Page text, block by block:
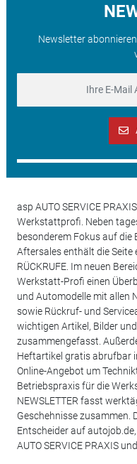
Newsletter
asp AUTO SERVICE
Werkstattprofi. Neben
besonderem Fokus auf
Aftersales enthält die Seite
RÜCKRUFE. Im neuen
Werkstatt-Profi einen
und Automodelle mit allen
sowie Rückruf- und
wichtigen Artikel, Bilder
zusammengefasst.
Heftartikel gratis abrufbar
Online-Angebot um
Betriebspraxis für die
NEWSLETTER fasst
Geschehnisse zusammen.
Entscheider auf
AUTO SERVICE PRAXIS